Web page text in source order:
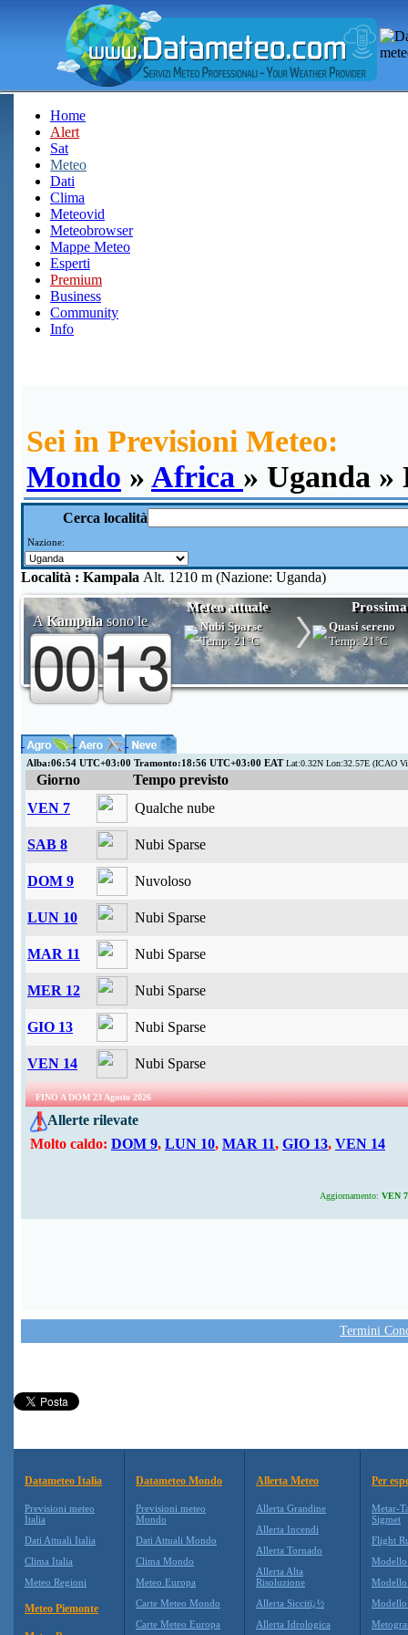
Home
Alert
Sat
Meteo
Dati
Clima
Meteovid
Meteobrowser
Mappe Meteo
Esperti
Premium
Business
Community
Info
Sei in Previsioni Meteo:
Mondo » Africa » Uganda »
Cerca località
Nazione:
Località : Kampala Alt. 1210 m (Nazione: Uganda)
AKampala sono le
Meteo attuale
Nubi Sparse
Temp:21°C
Quasi sereno
Temp:21°C
Alba:06:54 UTC+03:00 Tramonto:18:56 UTC+03:00 EATLat:0.32N Lon:32.57E (ICAO
Giorno
Tempo previsto
VEN 7
Qualche nube
SAB 8 Nubi Sparse
DOM 9 Nuvoloso
LUN 10 Nubi Sparse
MAR 11 Nubi Sparse
MER 12 Nubi Sparse
GIO 13 Nubi Sparse
VEN 14 Nubi Sparse
FINO A DOM 23 Agosto 2026
Allerte rilevate
Molto caldo: DOM 9, LUN 10, MAR 11, GIO 13, VEN 14
Aggiornamento: VEN
Termini
Datameteo Italia
Previsioni meteo
Italia
Dati Attuali Italia
Clima Italia
Meteo Regioni
Meteo Piemonte
Datameteo Mondo
Previsioni meteo
Mondo
Dati Attuali Mondo
Clima Mondo
Meteo Europa
Carte Meteo Mondo
Carte Meteo Europa
Allerta Meteo
Allerta Grandine
Allerta Incendi
Allerta Tornado
Allerta Alta
Risoluzione
Allerta Siccitï¿½
Allerta Idrologica
Per
Metar-
Sigmet
Flight
Modello
Modello
Modello